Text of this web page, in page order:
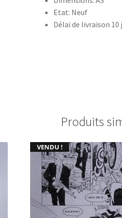
Etat: Neuf
Délai de livraison 10
Produits
VENDU !